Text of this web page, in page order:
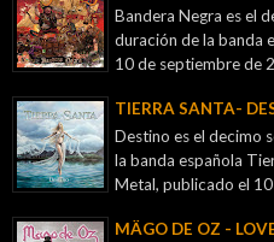
Bandera Negra es el
duración de la banda
10 de septiembre de
TIERRA SANTA-
Destino es el decimo
la banda española
Metal, publicado el 10
MÄGO DE OZ -